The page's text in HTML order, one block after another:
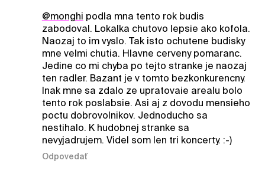
@monghi podla mna tento rok budis
zabodoval. Lokalka chutovo lepsie ako kofola.
Naozaj to im vyslo. Tak isto ochutene budisky
mne velmi chutia. Hlavne cerveny pomaranc.
Jedine co mi chyba po tejto stranke je naozaj
ten radler. Bazant je v tomto bezkonkurencny.
Inak mne sa zdalo ze upratovaie arealu bolo
tento rok poslabsie. Asi aj z dovodu mensieho
poctu dobrovolnikov. Jednoducho sa
nestihalo. K hudobnej stranke sa
nevyjadrujem. Videl som len tri koncerty. :-)
Odpovedať